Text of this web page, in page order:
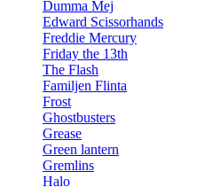
Dumma Mej
Edward Scissorhands
Freddie Mercury
Friday the 13th
The Flash
Familjen Flinta
Frost
Ghostbusters
Grease
Green lantern
Gremlins
Halo